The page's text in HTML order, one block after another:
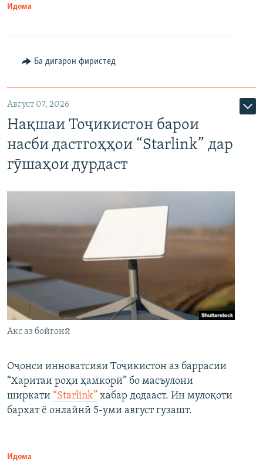
Идома
Ба дигарон фиристед
Август 07, 2026
Нақшаи Тоҷикистон барои
насби дастгоҳҳои “Starlink” дар
гӯшаҳои дурдаст
Акс аз бойгонӣ
Оҷонси инноватсияи Тоҷикистон аз баррасии
“Харитаи роҳи ҳамкорӣ” бо масъулони
ширкати “Starlink” хабар додааст. Ин мулоқоти
бархат ё онлайнӣ 5-уми август гузашт.
Идома